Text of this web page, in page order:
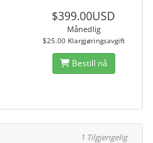
$399.00USD
Månedlig
$25.00 Klargjøringsavgift
Bestill nå
1 Tilgjengelig